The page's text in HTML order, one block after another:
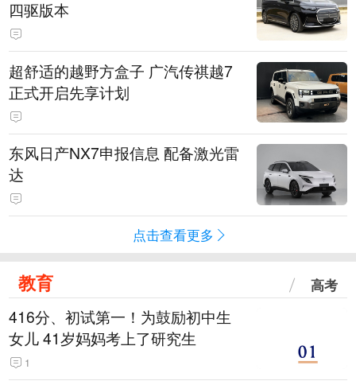
四驱版本
超舒适的越野方盒子 广汽传祺越7
正式开启先享计划
东风日产NX7申报信息 配备激光雷
达
点击查看更多
教育 高考
416分、初试第一！为鼓励初中生
女儿 41岁妈妈考上了研究生
1